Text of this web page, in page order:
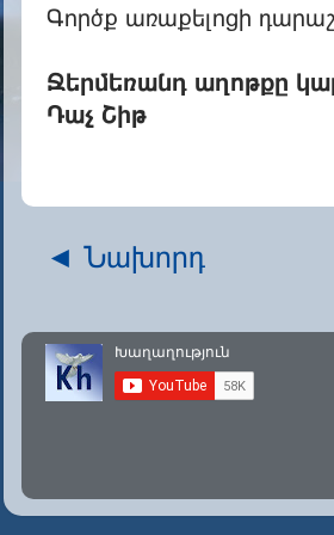
Գործք առաքելոցի
Ջերմեռանդ աղոթքը
Դաչ Շիթ
◄ Նախորդ